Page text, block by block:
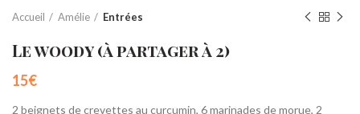
Accueil Amélie Entrées
Le woody (à partager à 2)
15€
2 beignets de crevettes au curcumin, 6 marinades de morue, 2